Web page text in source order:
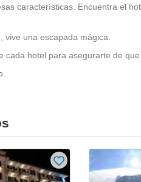
características. Encuentra el
una escapada mágica.
hotel para asegurarte de